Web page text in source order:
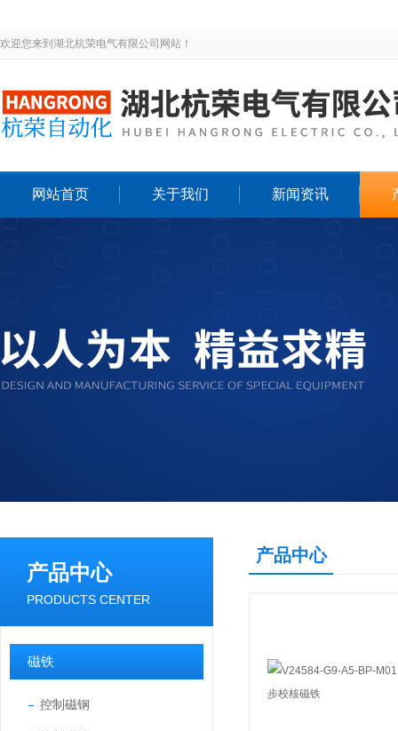
欢迎您来到湖北杭荣电气有限公司网站！
网站首页 关于我们 新闻资讯
产品中心
PRODUCTS CENTER
磁铁
控制磁钢
产品中心